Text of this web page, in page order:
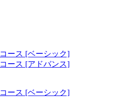
コース [ベーシック]
コース [アドバンス]
コース [ベーシック]